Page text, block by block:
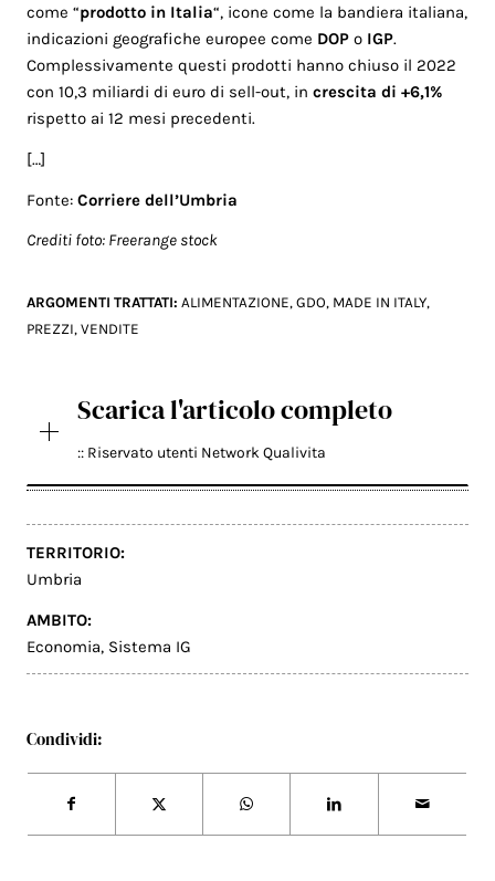
come “prodotto in Italia“, icone come la bandiera italiana,
indicazioni geografiche europee come DOP o IGP.
Complessivamente questi prodotti hanno chiuso il 2022
con 10,3 miliardi di euro di sell-out, increscita di +6,1%
rispetto ai 12 mesi precedenti.
[…]
Fonte:Corriere dell’Umbria
Crediti foto: Freerange stock
ARGOMENTI TRATTATI:ALIMENTAZIONE,GDO, MADE IN ITALY,
PREZZI,VENDITE
Scarica l'articolo completo
:: Riservato utenti Network Qualivita
TERRITORIO:
Umbria
AMBITO:
Economia, Sistema IG
Condividi: